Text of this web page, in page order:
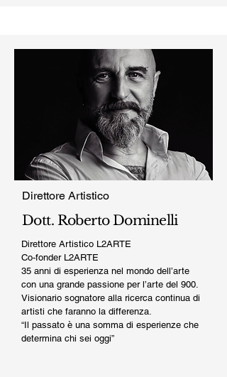
Direttore Artistico
Dott. Roberto Dominelli
Direttore Artistico L2ARTE
Co-fonder L2ARTE
35 anni di esperienza nel mondo dell’arte
con una grande passione per l’arte del 900.
Visionario sognatore alla ricerca continua di
artisti che faranno la differenza.
“Il passato è una somma di esperienze che
determina chi sei oggi”